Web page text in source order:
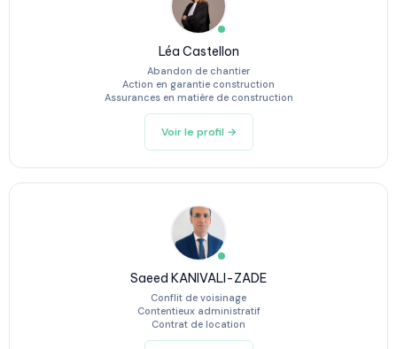
Léa Castellon
Abandon de chantier
Action en garantie construction
Assurances en matière de construction
Voir le profil →
Saeed KANIVALI-ZADE
Conflit de voisinage
Contentieux administratif
Contrat de location